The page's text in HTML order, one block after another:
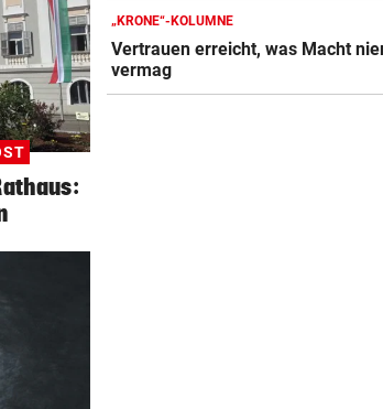
Diagnose ist da!
SPRICHT ÜBER FAMILIE
Royale Ehekrise? Das sagt
„KRONE“-KOLUMNE
Vertrauen erreicht, was Macht
vermag